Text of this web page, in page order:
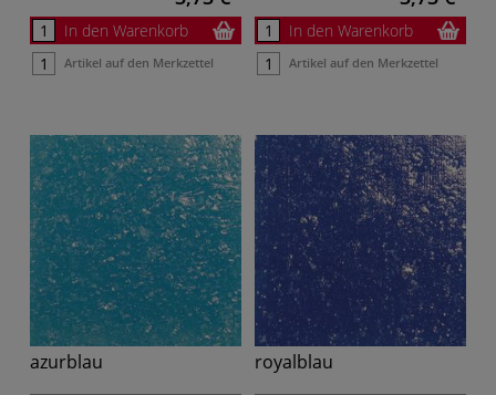
In den Warenkorb
Artikel auf den Merkzettel
In den Warenkorb
Artikel auf den Merkzettel
azurblau royalblau